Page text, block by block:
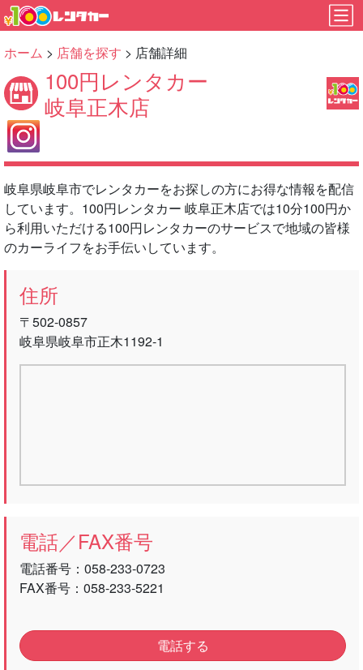
ホーム > 店舗を探す > 店舗詳細
100円レンタカー
岐阜正木店
岐阜県岐阜市でレンタカーをお探しの方にお得な情報を配信
しています。100円レンタカー 岐阜正木店では10分100円か
ら利用いただける100円レンタカーのサービスで地域の皆様
のカーライフをお手伝いしています。
住所
〒502-0857
岐阜県岐阜市正木1192‐1
電話／FAX番号
電話番号： 058-233-0723
FAX番号：058-233-5221
電話する